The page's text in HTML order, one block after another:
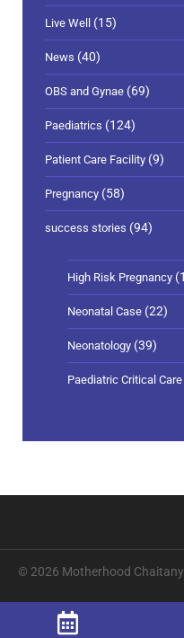
Live Well (15)
News (40)
OBS and Gynae (69)
Paediatrics (124)
Patient Care Facility (9)
Pregnancy (58)
success stories (94)
High Risk Pregnancy
Neonatal Case (22)
Neonatology (39)
Paediatric Critical
© 2026 Motherhood